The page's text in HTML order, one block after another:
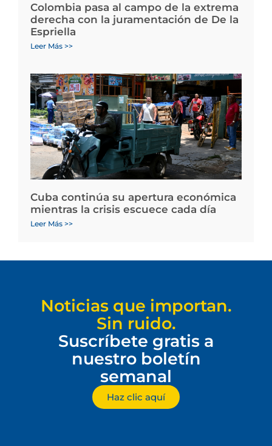
Colombia pasa al campo de la extrema
derecha con la juramentación de De la
Espriella
Leer Más >>
Cuba continúa su apertura económica
mientras la crisis escuece cada día
Leer Más >>
Noticias que importan.
Sin ruido.
Suscríbete gratis a
nuestro boletín
semanal
Haz clic aquí